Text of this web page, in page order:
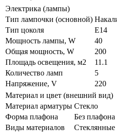
Электрика (лампы)
Тип лампочки (основной)
Тип цоколя
E14
Мощность лампы, W
40
Общая мощность, W
200
Площадь освещения, м2
11.1
Количество ламп
5
Напряжение, V
220
Материал и цвет (внешний вид)
Материал арматуры Стекло
Форма плафона
Без плафона
Виды материалов
Стеклянные